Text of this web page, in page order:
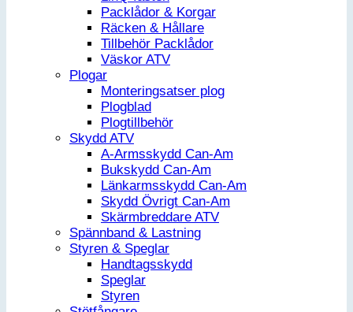
Packlådor & Korgar
Räcken & Hållare
Tillbehör Packlådor
Väskor ATV
Plogar
Monteringsatser plog
Plogblad
Plogtillbehör
Skydd ATV
A-Armsskydd Can-Am
Bukskydd Can-Am
Länkarmsskydd Can-Am
Skydd Övrigt Can-Am
Skärmbreddare ATV
Spännband & Lastning
Styren & Speglar
Handtagsskydd
Speglar
Styren